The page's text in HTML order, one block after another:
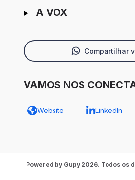
A VOX
Compartilhar
VAMOS NOS
Website LinkedIn
Powered by Gupy 2026. Todos os